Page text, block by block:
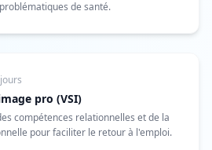
de santé.
pro (VSI)
compétences relationnelles et de la
pour faciliter le retour à l'emploi.